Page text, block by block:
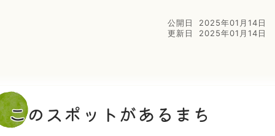
公開日
2025年01月14日
更新日
2025年01月14日
このスポットがあるまち